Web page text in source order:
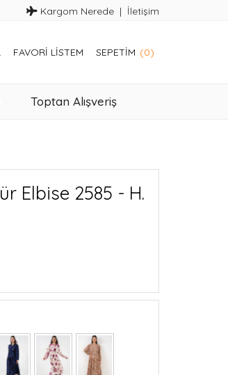
Kargom Nerede İletişim
FAVORI LISTEM SEPETIM (0)
Toptan Alışveriş
Elbise 2585 - H.